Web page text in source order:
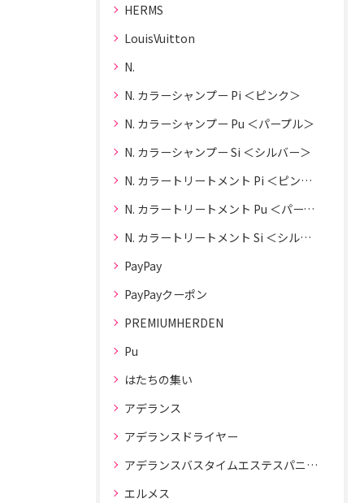
HERMS
LouisVuitton
N.
N. カラーシャンプー Pi ＜ピンク＞
N. カラーシャンプー Pu ＜パープル＞
N. カラーシャンプー Si ＜シルバー＞
N. カラートリートメント Pi ＜ピンク＞
N. カラートリートメント Pu ＜パープル＞
N. カラートリートメント Si ＜シルバー＞
PayPay
PayPayクーポン
PREMIUMHERDEN
Pu
はたちの集い
アデランス
アデランスドライヤー
アデランスバスタイムエステスパニスト
エルメス